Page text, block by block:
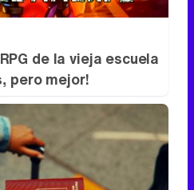
de la vieja escuela
pero mejor!